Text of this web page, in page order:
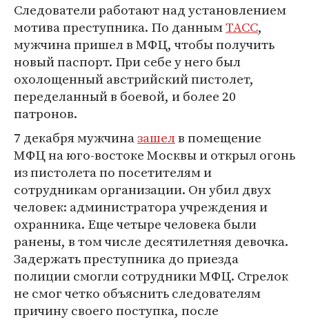
Следователи работают над установлением
мотива преступника. По даннымТАСС,
мужчина пришел в МФЦ, чтобы получить
новый паспорт. При себе у него был
охолощенный австрийский пистолет,
переделанный в боевой, и более 20
патронов.
7 декабря мужчиназашелв помещение
МФЦ на юго-востоке Москвы и открыл огонь
из пистолета по посетителям и
сотрудникам организации. Он убил двух
человек: администратора учреждения и
охранника. Еще четыре человека были
ранены, в том числе десятилетняя девочка.
Задержать преступника до приезда
полиции смогли сотрудники МФЦ. Стрелок
не смог четко объяснить следователям
причину своего поступка, после